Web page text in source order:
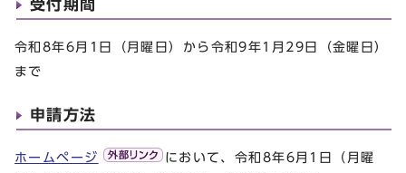
受付期間
令和8年6月1日（月曜日）から令和9年1月29日（金曜日）
まで
申請方法
ホームページ
において、令和8年6月1日（月曜